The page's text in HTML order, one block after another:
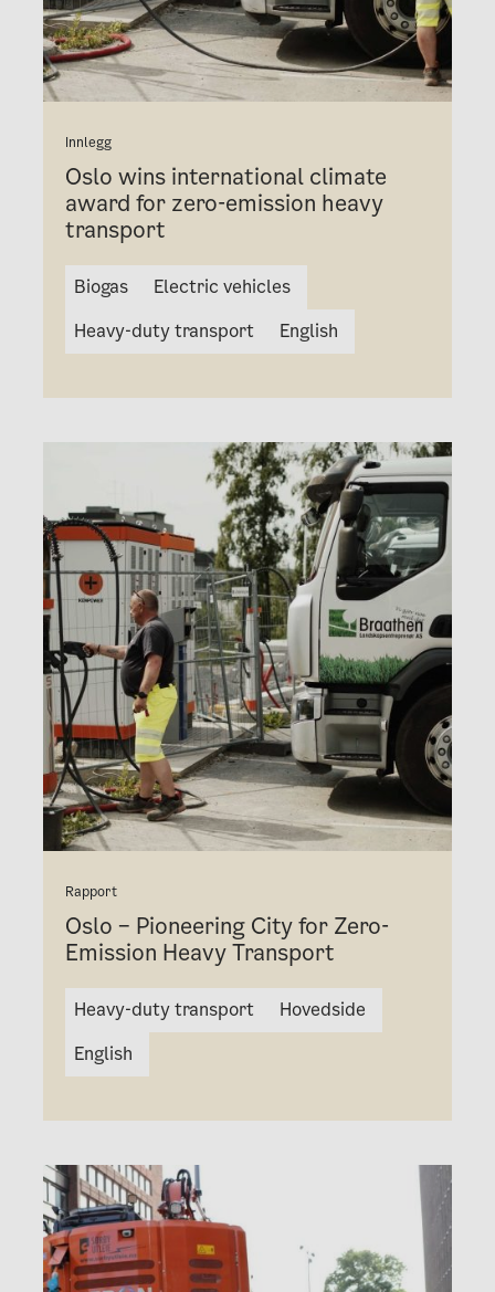
Innlegg
Oslo wins international climate
award for zero-emission heavy
transport
Biogas
Electric vehicles
Heavy-duty transport
English
Rapport
Oslo – Pioneering City for Zero-
Emission Heavy Transport
Heavy-duty transport
Hovedside
English